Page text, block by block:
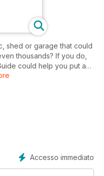
shed or garage that could
thousands? If you do,
could help you put a
collectables.
results for diecast
in one handy digital
by full and detailed
Accesso immediato